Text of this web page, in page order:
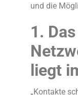
und die
1.
liegt
„Kontakte